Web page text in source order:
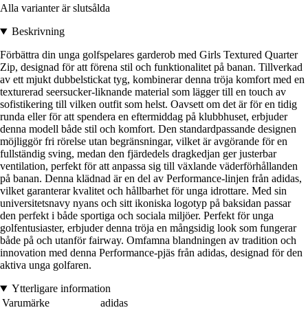
Alla varianter är slutsålda
Beskrivning
Förbättra din unga golfspelares garderob med Girls Textured Quarter
Zip, designad för att förena stil och funktionalitet på banan. Tillverkad
av ett mjukt dubbelstickat tyg, kombinerar denna tröja komfort med en
texturerad seersucker-liknande material som lägger till en touch av
sofistikering till vilken outfit som helst. Oavsett om det är för en tidig
runda eller för att spendera en eftermiddag på klubbhuset, erbjuder
denna modell både stil och komfort. Den standardpassande designen
möjliggör fri rörelse utan begränsningar, vilket är avgörande för en
fullständig sving, medan den fjärdedels dragkedjan ger justerbar
ventilation, perfekt för att anpassa sig till växlande väderförhållanden
på banan. Denna klädnad är en del av Performance-linjen från adidas,
vilket garanterar kvalitet och hållbarhet för unga idrottare. Med sin
universitetsnavy nyans och sitt ikoniska logotyp på baksidan passar
den perfekt i både sportiga och sociala miljöer. Perfekt för unga
golfentusiaster, erbjuder denna tröja en mångsidig look som fungerar
både på och utanför fairway. Omfamna blandningen av tradition och
innovation med denna Performance-pjäs från adidas, designad för den
aktiva unga golfaren.
Ytterligare information
Varumärke
adidas